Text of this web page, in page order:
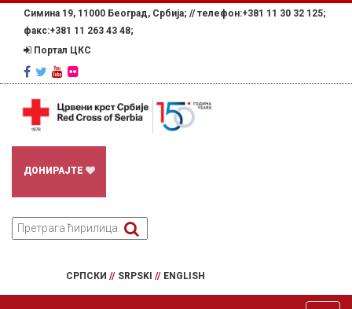
Симина 19, 11000 Београд, Србија; // телефон:+381 11 30 32 125;
факс:+381 11 263 43 48;
Портал ЦКС
ДОНИРАЈТЕ
СРПСКИ // SRPSKI // ENGLISH